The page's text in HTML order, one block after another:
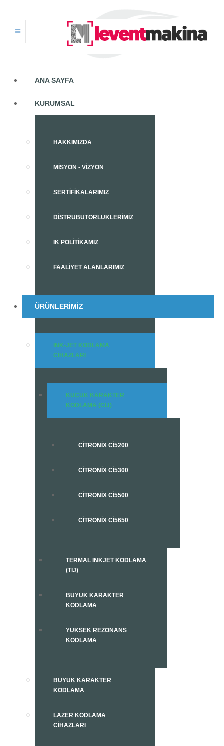
ANA SAYFA
KURUMSAL
HAKKIMIZDA
MISYON - VIZYON
SERTIFIKALARIMIZ
DISTRÜBÜTÖRLÜKLERIMIZ
IK POLITIKAMIZ
FAALIYET ALANLARIMIZ
ÜRÜNLERIMIZ
INK-JET KODLAMA
CIHAZLARI
KÜÇÜK KARAKTER
KODLAMA (CIJ)
CITRONIX CI5200
CITRONIX CI5300
CITRONIX CI5500
CITRONIX CI5650
TERMAL INKJET KODLAMA
(TIJ)
BÜYÜK KARAKTER
KODLAMA
YÜKSEK REZONANS
KODLAMA
BÜYÜK KARAKTER
KODLAMA
LAZER KODLAMA
CIHAZLARI